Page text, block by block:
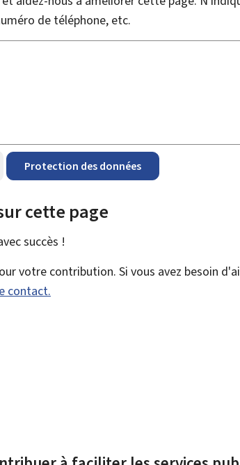
de téléphone, etc.
Protection des données
cette page
succès !
votre contribution. Si vous avez besoin
contact.